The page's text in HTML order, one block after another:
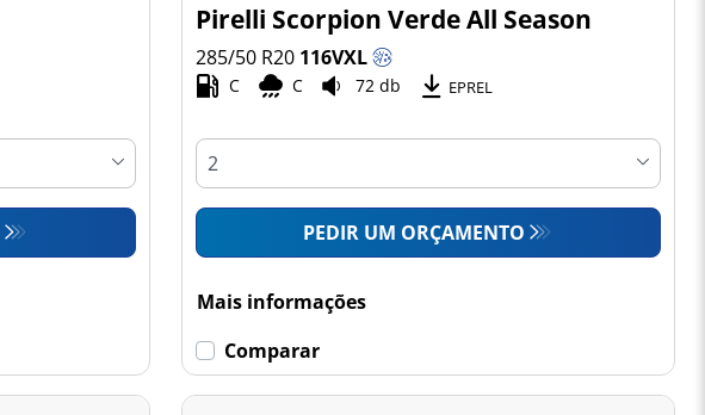
Pirelli Scorpion Verde All Season
285/50 R20 116VXL
C C 72 db EPREL
PEDIR UM ORÇAMENTO
Mais informações
Comparar